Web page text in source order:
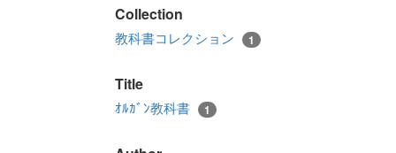
Collection
教科書コレクション 1
Title
ｵﾙｶﾞﾝ教科書 1